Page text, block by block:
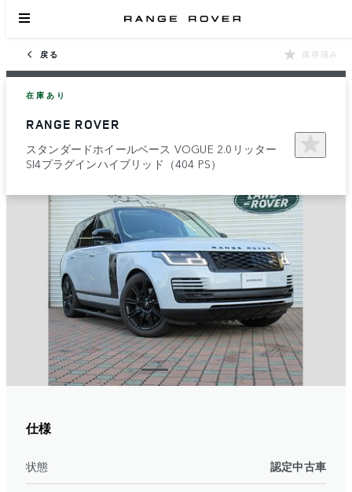
戻る 保存済み
在庫あり
RANGE ROVER
スタンダードホイールベース VOGUE 2.0リッター
SI4プラグインハイブリッド（404 PS）
仕様
状態 認定中古車